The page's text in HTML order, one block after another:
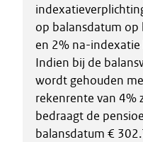
op balansdatum op
en 2% na-
Indien bij de
wordt gehouden
rekenrente van 4%
bedraagt de
balansdatum €